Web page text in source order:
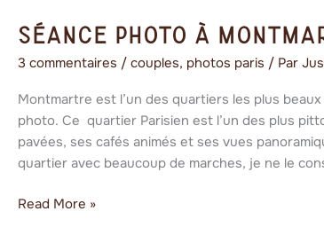
Séance photo à
3 commentaires / couples, photos paris / Par
Montmartre est l’un des quartiers les plus
photo. Ce quartier Parisien est l’un des plus
pavées, ses cafés animés et ses vues
quartier avec beaucoup de marches, je ne le
Séance
Montmartre
Read More »